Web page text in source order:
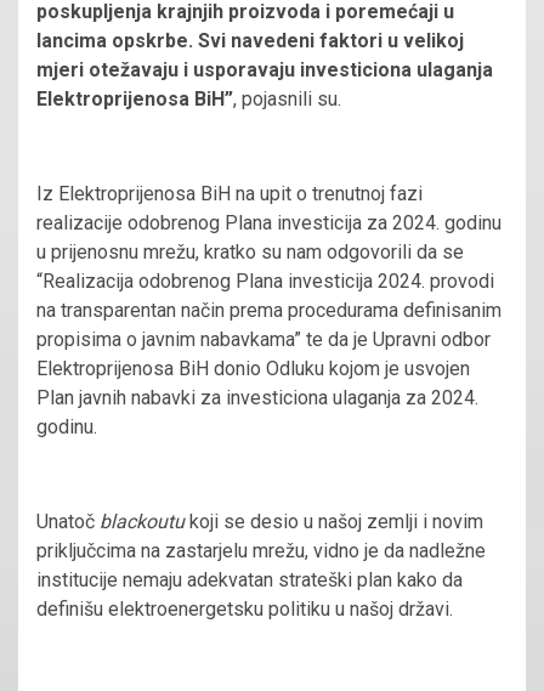
poskupljenja krajnjih proizvoda i poremećaji u
lancima opskrbe. Svi navedeni faktori u velikoj
mjeri otežavaju i usporavaju investiciona ulaganja
Elektroprijenosa BiH”, pojasnili su.
Iz Elektroprijenosa BiH na upit o trenutnoj fazi
realizacije odobrenog Plana investicija za 2024. godinu
u prijenosnu mrežu, kratko su nam odgovorili da se
“Realizacija odobrenog Plana investicija 2024. provodi
na transparentan način prema procedurama definisanim
propisima o javnim nabavkama” te da je Upravni odbor
Elektroprijenosa BiH donio Odluku kojom je usvojen
Plan javnih nabavki za investiciona ulaganja za 2024.
godinu.
Unatoč blackoutukoji se desio u našoj zemlji i novim
priključcima na zastarjelu mrežu, vidno je da nadležne
institucije nemaju adekvatan strateški plan kako da
definišu elektroenergetsku politiku u našoj državi.